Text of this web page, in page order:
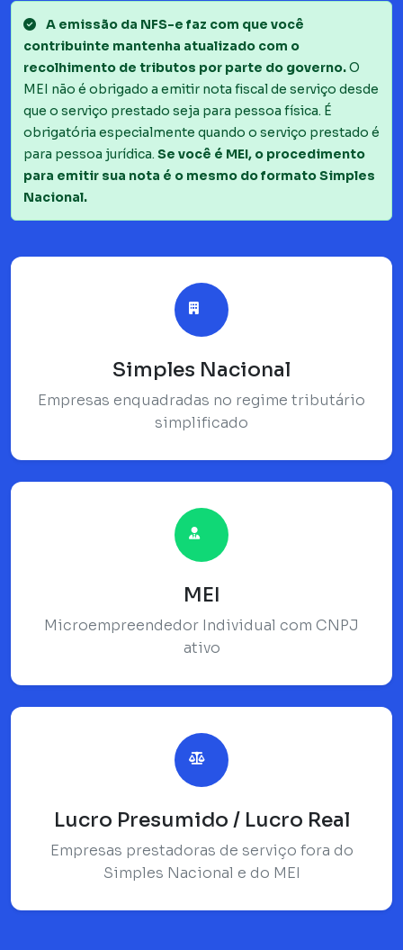
A emissão da NFS-e faz com que você
contribuinte mantenha atualizado com o
recolhimento de tributos por parte do governo.O
MEI não é obrigado a emitir nota fiscal de serviço desde
que o serviço prestado seja para pessoa física. É
obrigatória especialmente quando o serviço prestado é
para pessoa jurídica. Se você é MEI, o procedimento
para emitir sua nota é o mesmo do formato Simples
Nacional.
Simples Nacional
Empresas enquadradas no regime tributário
simplificado
MEI
Microempreendedor Individual com CNPJ
ativo
Lucro Presumido / Lucro Real
Empresas prestadoras de serviço fora do
Simples Nacional e do MEI